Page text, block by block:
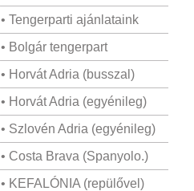
• Tengerparti ajánlataink
• Bolgár tengerpart
• Horvát Adria (busszal)
• Horvát Adria (egyénileg)
• Szlovén Adria (egyénileg)
• Costa Brava (Spanyolo.)
• KEFALÓNIA (repülővel)